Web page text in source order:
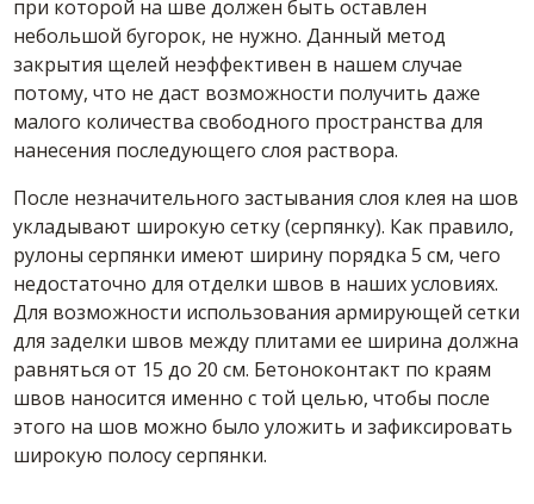
при которой на шве должен быть оставлен
небольшой бугорок, не нужно. Данный метод
закрытия щелей неэффективен в нашем случае
потому, что не даст возможности получить даже
малого количества свободного пространства для
нанесения последующего слоя раствора.
После незначительного застывания слоя клея на шов
укладывают широкую сетку (серпянку). Как правило,
рулоны серпянки имеют ширину порядка 5 см, чего
недостаточно для отделки швов в наших условиях.
Для возможности использования армирующей сетки
для заделки швов между плитами ее ширина должна
равняться от 15 до 20 см. Бетоноконтакт по краям
швов наносится именно с той целью, чтобы после
этого на шов можно было уложить и зафиксировать
широкую полосу серпянки.